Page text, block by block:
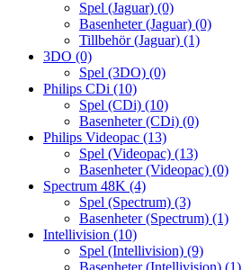
Spel (Jaguar) (0)
Basenheter (Jaguar) (0)
Tillbehör (Jaguar) (1)
3DO (0)
Spel (3DO) (0)
Philips CDi (10)
Spel (CDi) (10)
Basenheter (CDi) (0)
Philips Videopac (13)
Spel (Videopac) (13)
Basenheter (Videopac) (0)
Spectrum 48K (4)
Spel (Spectrum) (3)
Basenheter (Spectrum) (1)
Intellivision (10)
Spel (Intellivision) (9)